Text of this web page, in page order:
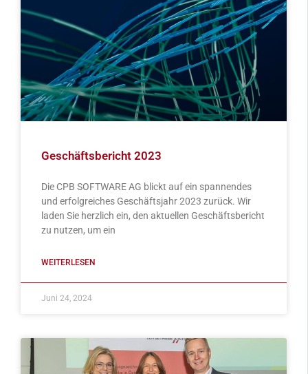
Geschäftsbericht 2023
Die CPB SOFTWARE AG blickt auf ein spannendes
und erfolgreiches Geschäftsjahr 2023 zurück. Wir
laden Sie herzlich ein, den aktuellen Geschäftsbericht
zu nutzen, um ein
WEITERLESEN
Juni 24, 2024